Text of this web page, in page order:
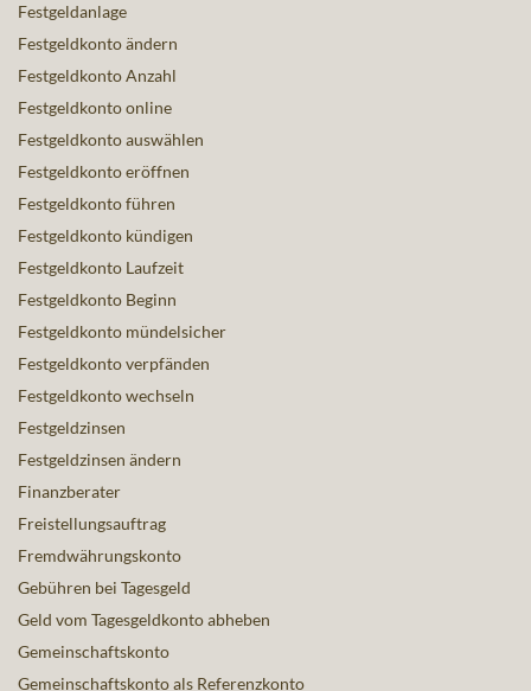
Festgeldanlage
Festgeldkonto ändern
Festgeldkonto Anzahl
Festgeldkonto online
Festgeldkonto auswählen
Festgeldkonto eröffnen
Festgeldkonto führen
Festgeldkonto kündigen
Festgeldkonto Laufzeit
Festgeldkonto Beginn
Festgeldkonto mündelsicher
Festgeldkonto verpfänden
Festgeldkonto wechseln
Festgeldzinsen
Festgeldzinsen ändern
Finanzberater
Freistellungsauftrag
Fremdwährungskonto
Gebühren bei Tagesgeld
Geld vom Tagesgeldkonto abheben
Gemeinschaftskonto
Gemeinschaftskonto als Referenzkonto